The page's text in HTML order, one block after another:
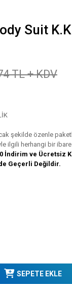
Suit
TL + KDV
şekilde özenle
ilgili herhangi bir
İndirim ve Ücretsiz
Geçerli Değildir.
SEPETE EKLE